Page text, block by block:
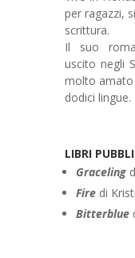
per ragazzi,
scrittura.
Il suo
uscito negli
molto
dodici lingue.
LIBRI
Graceling
Firedi
Bitterblue